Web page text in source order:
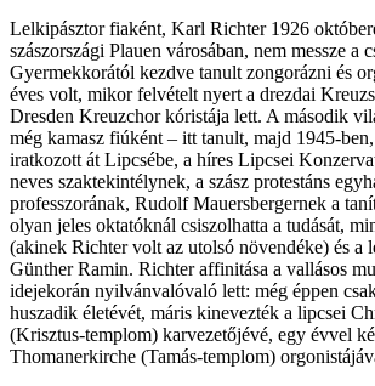
Lelkipásztor fiaként, Karl Richter 1926
szászországi Plauen városában, nem messze a
Gyermekkorától kezdve tanult zongorázni és
éves volt, mikor felvételt nyert a drezdai
Dresden Kreuzchor kóristája lett. A második
még kamasz fiúként – itt tanult, majd 1945-
iratkozott át Lipcsébe, a híres Lipcsei
neves szaktekintélynek, a szász protestáns
professzorának, Rudolf Mauersbergernek a
olyan jeles oktatóknál csiszolhatta a tudását,
(akinek Richter volt az utolsó növendéke) és a
Günther Ramin. Richter affinitása a vallásos
idejekorán nyilvánvalóvaló lett: még éppen
huszadik életévét, máris kinevezték a lipcsei
(Krisztus-templom) karvezetőjévé, egy évvel
Thomanerkirche (Tamás-templom)